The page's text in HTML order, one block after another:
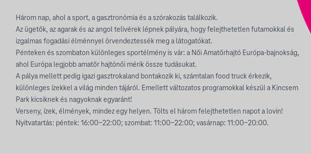
Három nap, ahol a sport, a gasztronómia és a szórakozás találkozik.
Az ügetők, az agarak és az angol telivérek lépnek pályára, hogy felejthetetlen futamokkal és
izgalmas fogadási élménnyel örvendeztessék meg a látogatókat.
Pénteken és szombaton különleges sportélmény is vár: a Női Amatőrhajtó Európa-bajnokság,
ahol Európa legjobb amatőr hajtónői mérik össze tudásukat.
A pálya mellett pedig igazi gasztrokaland bontakozik ki, számtalan food truck érkezik,
különleges ízekkel a világ minden tájáról. Emellett változatos programokkal készül a Kincsem
Park kicsiknek és nagyoknak egyaránt!
Verseny, ízek, élmények, mindez egy helyen. Tölts el három felejthetetlen napot a lovin!
Nyitvatartás: péntek: 16:00-22:00; szombat: 11:00-22:00; vasárnap: 11:00-20:00.